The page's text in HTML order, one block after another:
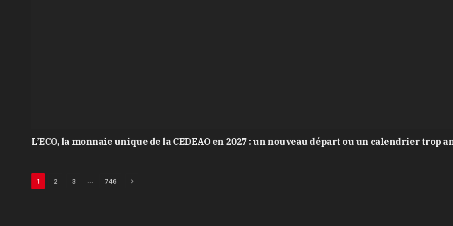
L’ECO, la monnaie unique de la CEDEAO en 2027 : un nouveau départ ou un calendrier trop
1 2 3 … 746 Next